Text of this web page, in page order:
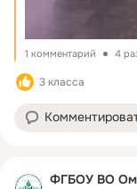
1 комментарий 4
3 класса
ФГБОУ ВО